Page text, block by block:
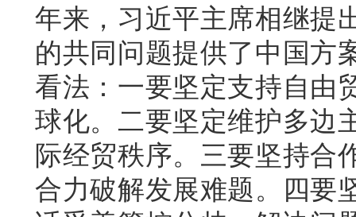
年来，习近平主席相继提
的共同问题提供了中国方
看法：一要坚定支持自由
球化。二要坚定维护多边
际经贸秩序。三要坚持合
合力破解发展难题。四要